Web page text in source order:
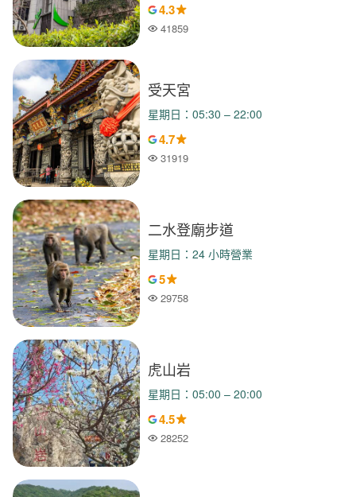
4.3
人氣
41859
受天宮
星期日：05:30 – 22:00
4.7
人氣
31919
二水登廟步道
星期日：24 小時營業
5
人氣
29758
虎山岩
星期日：05:00 – 20:00
4.5
人氣
28252